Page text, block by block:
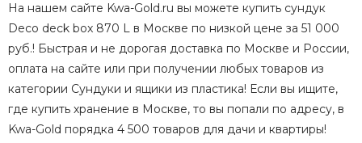
На нашем сайте Kwa-Gold.ru вы можете купить сундук
Deco deck box 870 L в Москве по низкой цене за 51 000
руб.! Быстрая и не дорогая доставка по Москве и России,
оплата на сайте или при получении любых товаров из
категории Сундуки и ящики из пластика! Если вы ищите,
где купить хранение в Москве, то вы попали по адресу, в
Kwa-Gold порядка 4 500 товаров для дачи и квартиры!